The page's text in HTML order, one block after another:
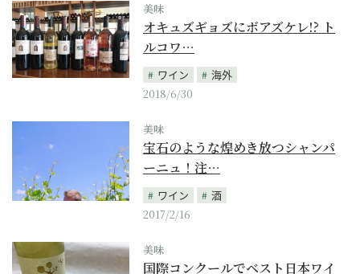
美味
オキュズギョズにボアズケレ!? ト
ルコワ…
ワイン
海外
2018/6/30
美味
宝石のような煌めき放つシャンパ
ーニュ！注…
ワイン
酒
2017/2/16
美味
国際コンクールでベスト日本ワイ